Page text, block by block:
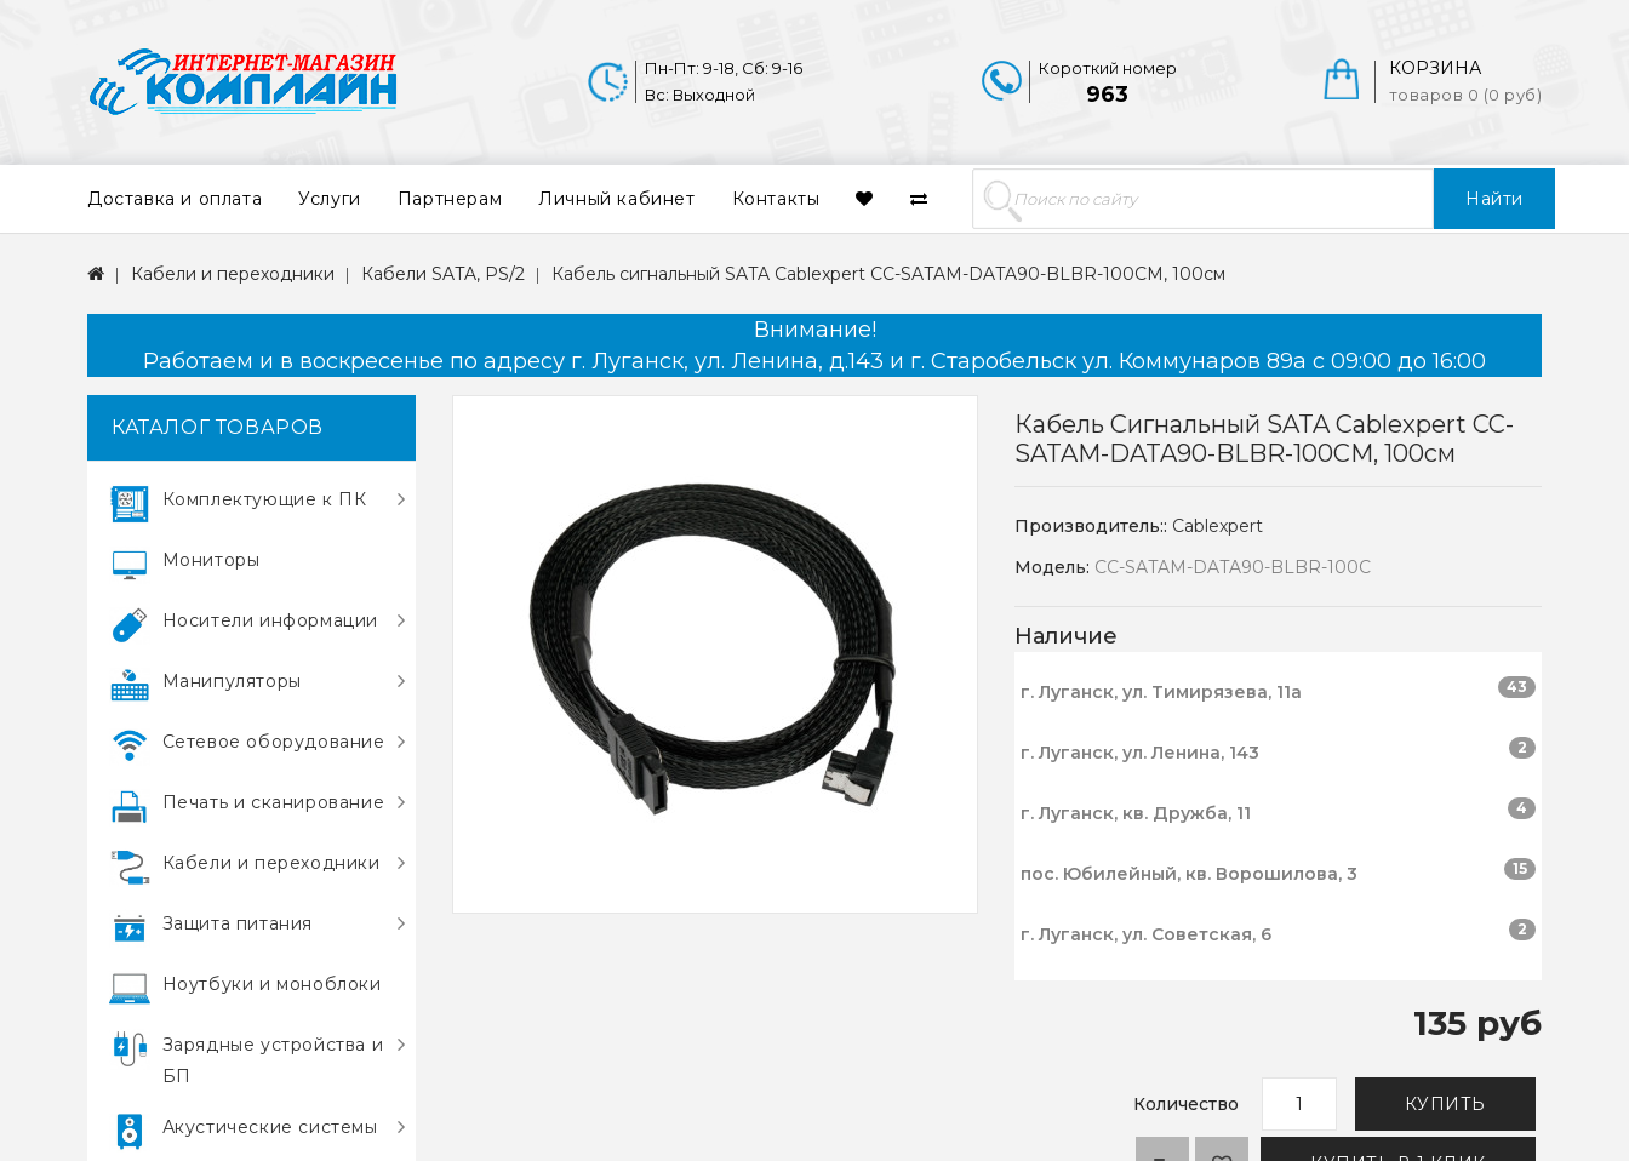
Найти
КОРЗИНА
товаров 0 (0 руб)
Короткий номер
963
Пн-Пт: 9-18, Сб: 9-16
Вс: Выходной
Доставка и оплата Услуги Партнерам Личный кабинет Контакты
Кабели и переходники Кабели SATA, PS/2 Кабель сигнальный SATA Cablexpert CC-SATAM-DATA90-BLBR-100CM, 100см
Внимание!
Работаем и в воскресенье по адресу г. Луганск, ул. Ленина, д.143 и г. Старобельск ул. Коммунаров 89а с 09:00 до 16:00
КАТАЛОГ ТОВАРОВ
Комплектующие к ПК
Мониторы
Носители информации
Манипуляторы
Сетевое оборудование
Печать и сканирование
Кабели и переходники
Защита питания
Ноутбуки и моноблоки
Зарядные устройства и
БП
Акустические системы
Кабель Сигнальный SATA Cablexpert CC-
SATAM-DATA90-BLBR-100CM, 100см
Производитель:: Cablexpert
Модель: CC-SATAM-DATA90-BLBR-100C
Наличие
г. Луганск, ул. Тимирязева, 11а 43
г. Луганск, ул. Ленина, 143 2
г. Луганск, кв. Дружба, 11 4
пос. Юбилейный, кв. Ворошилова, 3 15
г. Луганск, ул. Советская, 6 2
135 руб
Количество КУПИТЬ